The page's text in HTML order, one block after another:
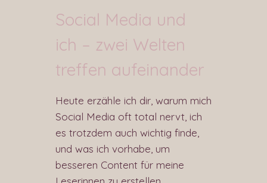
Social Media und
ich – zwei Welten
treffen aufeinander
Heute erzähle ich dir, warum mich
Social Media oft total nervt, ich
es trotzdem auch wichtig finde,
und was ich vorhabe, um
besseren Content für meine